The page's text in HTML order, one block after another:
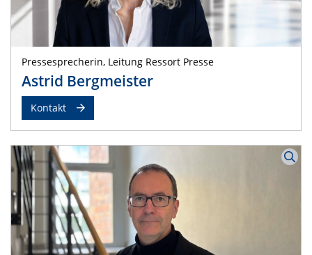
Pressesprecherin, Leitung Ressort Presse
Astrid Bergmeister
Kontakt